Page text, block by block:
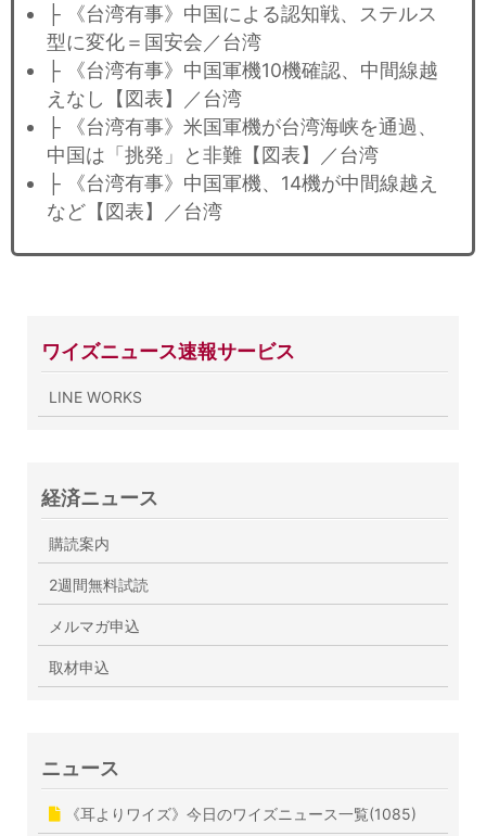
├ 《台湾有事》中国による認知戦、ステルス
型に変化＝国安会／台湾
├ 《台湾有事》中国軍機10機確認、中間線越
えなし【図表】／台湾
├ 《台湾有事》米国軍機が台湾海峡を通過、
中国は「挑発」と非難【図表】／台湾
├ 《台湾有事》中国軍機、14機が中間線越え
など【図表】／台湾
ワイズニュース速報サービス
LINE WORKS
経済ニュース
購読案内
2週間無料試読
メルマガ申込
取材申込
ニュース
《耳よりワイズ》今日のワイズニュース一覧(1085)